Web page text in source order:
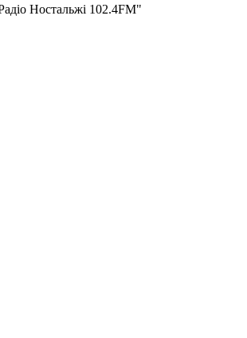
Ностальжі 102.4FM"